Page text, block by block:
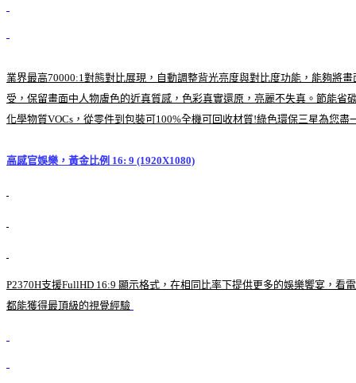
業界最高70000:1對態對比展現，自動調整背光亮度與對比度功能，能夠將
受，保留畫面中人物膚色的近真質感，色彩真實還原，亮麗不失真。節能
化學物質VOCs，從零件到包裝可100%全機可回收材質!綠色環保三星為您盡
高感官娛樂，黃金比例 16: 9 (1920X1080)
P2370H支援FullHD 16:9 顯示格式，在相同比率下提供更多的娛樂饗宴，
都能獲得最頂級的視覺經驗